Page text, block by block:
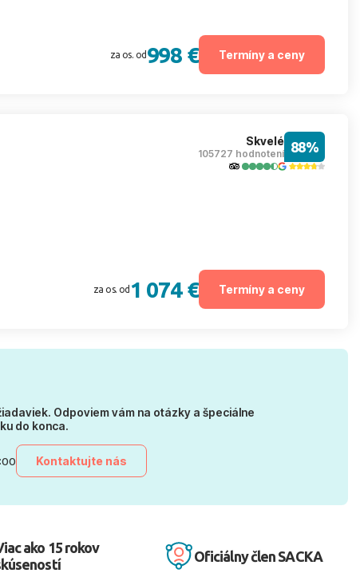
za os. od 998 € Termíny a ceny
Skvelé
105727 hodnotení 88%
za os. od 1 074 € Termíny a ceny
Odpoviem vám na otázky a špeciálne
do konca.
Kontaktujte nás
ako 15 rokov
Oficiálny člen SACKA